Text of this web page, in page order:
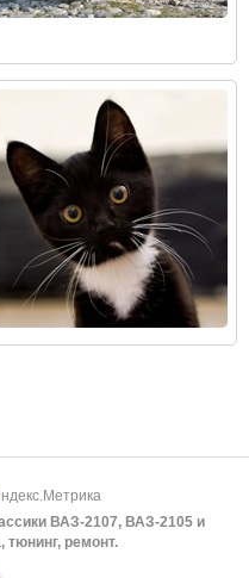
ВАЗ-2107, ВАЗ-2105 и
тюнинг, ремонт.